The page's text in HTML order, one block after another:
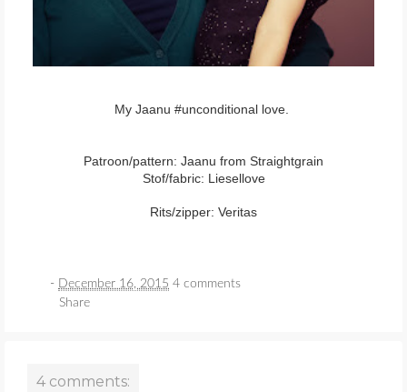
My Jaanu #unconditional love.
Patroon/pattern: Jaanu from Straightgrain
Stof/fabric: Liesellove
Rits/zipper: Veritas
- December 16, 2015 4 comments
Share
4 comments: